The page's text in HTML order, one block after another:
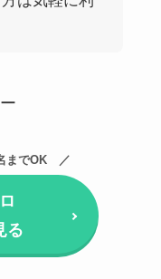
までOK
る